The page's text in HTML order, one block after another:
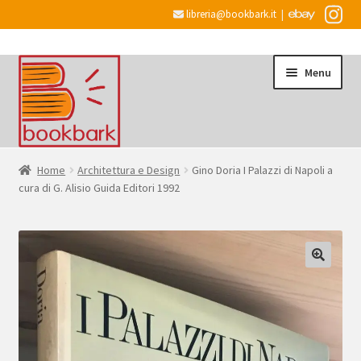
libreria@bookbark.it |
Vai
alla
navigazione
Vai
al
contenuto
Menu
Home
il
menu
child
Desiderata
Checkout
Home Architettura e Design
Gino Doria I Palazzi di Napoli a
cura di G. Alisio Guida Editori 1992